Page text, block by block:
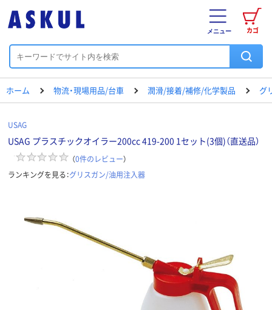
カゴ
メニュー
ホーム 物流・現場用品/台車 潤滑/接着/補修/化学製品 グ
USAG
USAG プラスチックオイラー200cc 419-200 1セット(3個)（直送品）
（0件のレビュー）
ランキングを見る：グリスガン/油用注入器